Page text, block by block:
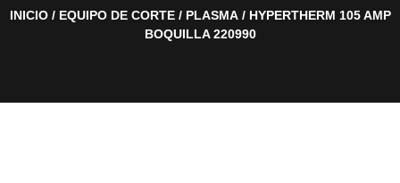
INICIO/ EQUIPO DE CORTE/ PLASMA/ HYPERTHERM 105 AMP
BOQUILLA 220990